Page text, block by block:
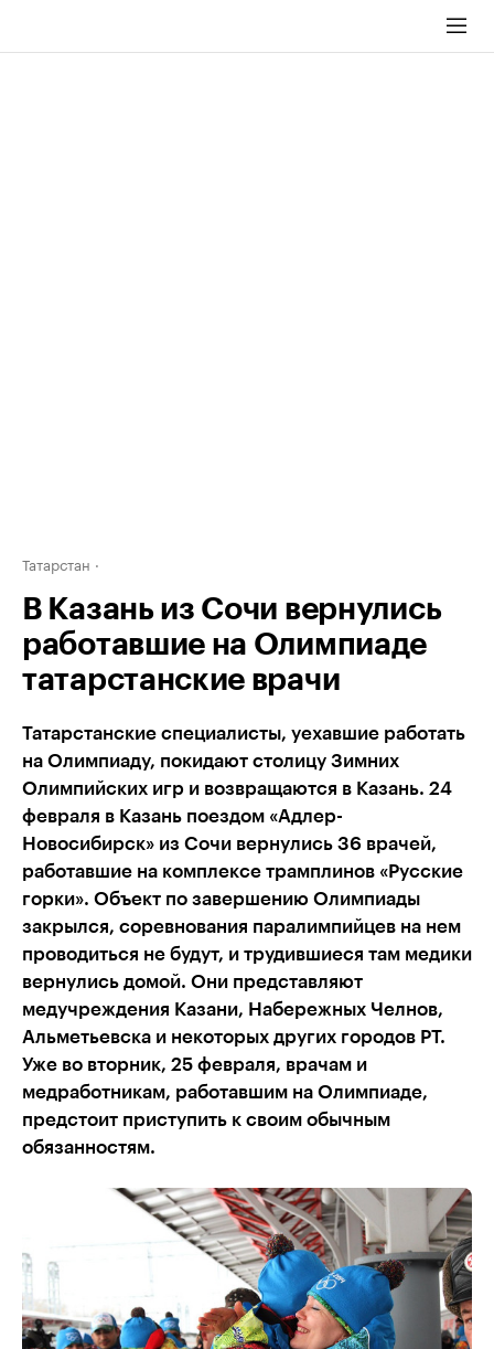
Татарстан
В Казань из Сочи вернулись
работавшие на Олимпиаде
татарстанские врачи
Татарстанские специалисты, уехавшие работать
на Олимпиаду, покидают столицу Зимних
Олимпийских игр и возвращаются в Казань. 24
февраля в Казань поездом «Адлер-
Новосибирск» из Сочи вернулись 36 врачей,
работавшие на комплексе трамплинов «Русские
горки». Объект по завершению Олимпиады
закрылся, соревнования паралимпийцев на нем
проводиться не будут, и трудившиеся там медики
вернулись домой. Они представляют
медучреждения Казани, Набережных Челнов,
Альметьевска и некоторых других городов РТ.
Уже во вторник, 25 февраля, врачам и
медработникам, работавшим на Олимпиаде,
предстоит приступить к своим обычным
обязанностям.